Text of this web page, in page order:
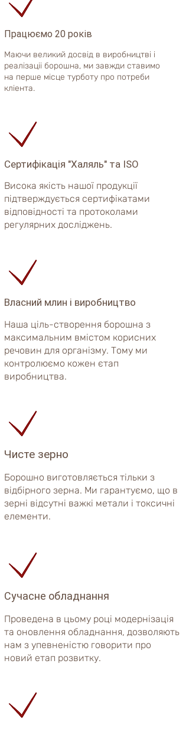
Працюємо 20 років
Маючи великий досвід в виробництві і
реалізаціі борошна, ми завжди ставимо
на перше місце турботу про потреби
кліента.
Сертифікація "Халяль" та ISO
Висока якість нашої продукції
підтверждується сертифікатами
відповідності та протоколами
регулярних досліджень.
Власний млин і виробництво
Наша ціль-створення борошна з
максимальним вмістом корисних
речовин для організму. Тому ми
контролюємо кожен єтап
виробництва.
Чисте зерно
Борошно виготовляється тільки з
відбірного зерна. Ми гарантуємо, що в
зерні відсутні важкі метали і токсичні
елементи.
Сучасне обладнання
Проведена в цьому році модернізація
та оновлення обладнання, дозволяють
нам з упевненістю говорити про
новий етап розвитку.